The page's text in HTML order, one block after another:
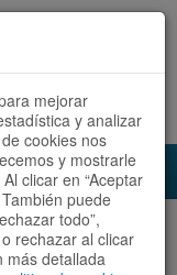
Español | Català
mejorar
y analizar
cookies nos
y mostrarle
clicar en “Aceptar
puede
todo”,
rechazar al clicar
más detallada